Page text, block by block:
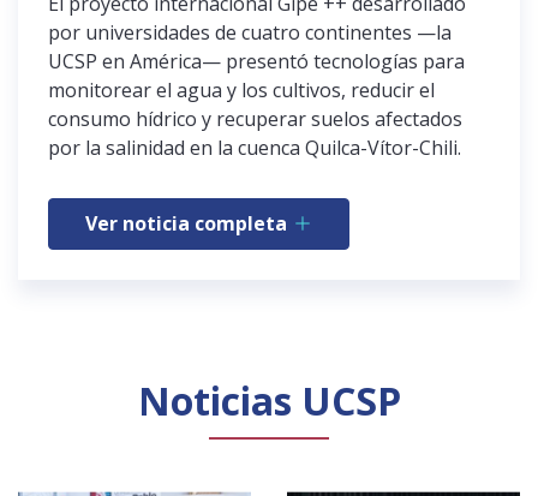
por universidades de cuatro continentes —la
UCSP en América— presentó tecnologías para
monitorear el agua y los cultivos, reducir el
consumo hídrico y recuperar suelos afectados
por la salinidad en la cuenca Quilca-Vítor-Chili.
Ver noticia completa
Noticias UCSP